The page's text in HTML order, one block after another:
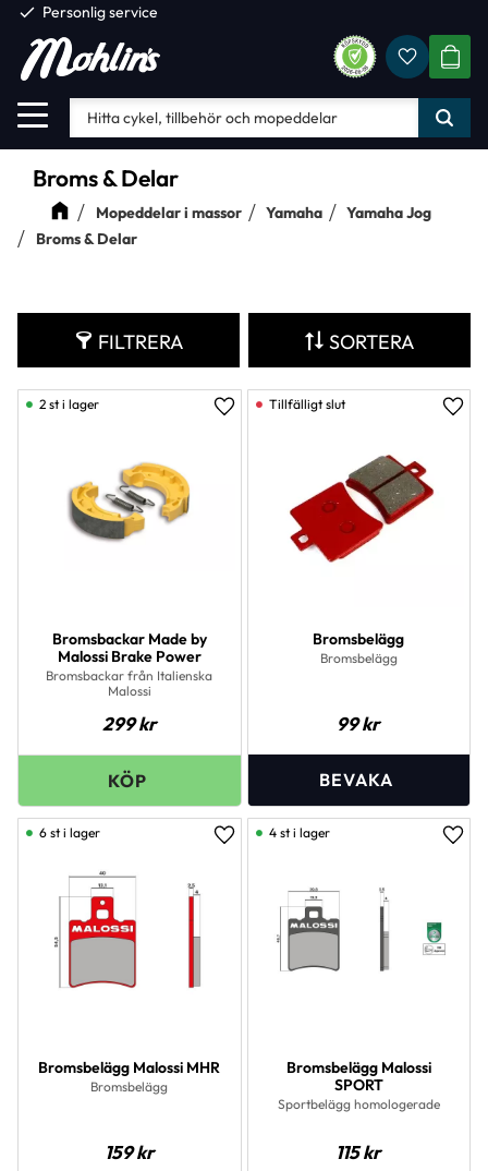
Meny
check Personlig service
Broms & Delar
Mopeddelar i massor Yamaha
Yamaha Jog
Broms & Delar
FILTRERA SORTERA
Bromsbackar Made by
Malossi Brake Power
Bromsbackar från Italienska
Malossi
299kr
Lägg till i favoriter
2 st i lager
Bromsbelägg
Bromsbelägg
99kr
Bromsbelägg Malossi MHR
Bromsbelägg
159kr
Lägg till i favoriter
6 st i lager
Bromsbelägg Malossi
SPORT
Sportbelägg homologerade
115kr
4 st i lager